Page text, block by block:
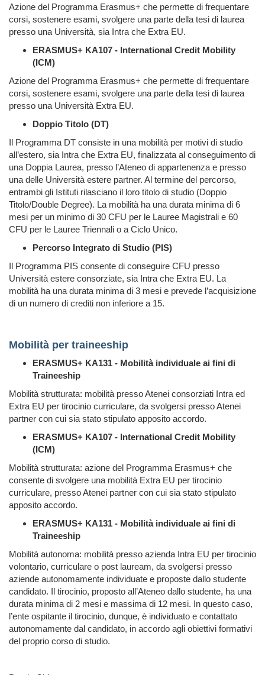
Azione del Programma Erasmus+ che permette di frequentare
corsi, sostenere esami, svolgere una parte della tesi di laurea
presso una Università, sia Intra che Extra EU.
ERASMUS+ KA107 - International Credit Mobility
(ICM)
Azione del Programma Erasmus+ che permette di frequentare
corsi, sostenere esami, svolgere una parte della tesi di laurea
presso una Università Extra EU.
Doppio Titolo (DT)
Il Programma DT consiste in una mobilità per motivi di studio
all’estero, sia Intra che Extra EU, finalizzata al conseguimento di
una Doppia Laurea, presso l’Ateneo di appartenenza e presso
una delle Università estere partner. Al termine del percorso,
entrambi gli Istituti rilasciano il loro titolo di studio (Doppio
Titolo/Double Degree). La mobilità ha una durata minima di 6
mesi per un minimo di 30 CFU per le Lauree Magistrali e 60
CFU per le Lauree Triennali o a Ciclo Unico.
Percorso Integrato di Studio (PIS)
Il Programma PIS consente di conseguire CFU presso
Università estere consorziate, sia Intra che Extra EU. La
mobilità ha una durata minima di 3 mesi e prevede l’acquisizione
di un numero di crediti non inferiore a 15.
Mobilità per traineeship
ERASMUS+ KA131 - Mobilità individuale ai fini di
Traineeship
Mobilità strutturata: mobilità presso Atenei consorziati Intra ed
Extra EU per tirocinio curriculare, da svolgersi presso Atenei
partner con cui sia stato stipulato apposito accordo.
ERASMUS+ KA107 - International Credit Mobility
(ICM)
Mobilità strutturata: azione del Programma Erasmus+ che
consente di svolgere una mobilità Extra EU per tirocinio
curriculare, presso Atenei partner con cui sia stato stipulato
apposito accordo.
ERASMUS+ KA131 - Mobilità individuale ai fini di
Traineeship
Mobilità autonoma: mobilità presso azienda Intra EU per tirocinio
volontario, curriculare o post lauream, da svolgersi presso
aziende autonomamente individuate e proposte dallo studente
candidato. Il tirocinio, proposto all’Ateneo dallo studente, ha una
durata minima di 2 mesi e massima di 12 mesi. In questo caso,
l’ente ospitante il tirocinio, dunque, è individuato e contattato
autonomamente dal candidato, in accordo agli obiettivi formativi
del proprio corso di studio.